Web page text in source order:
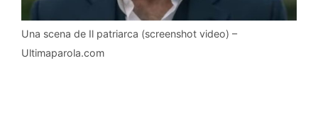
Una scena de Il patriarca (screenshot video) –
Ultimaparola.com